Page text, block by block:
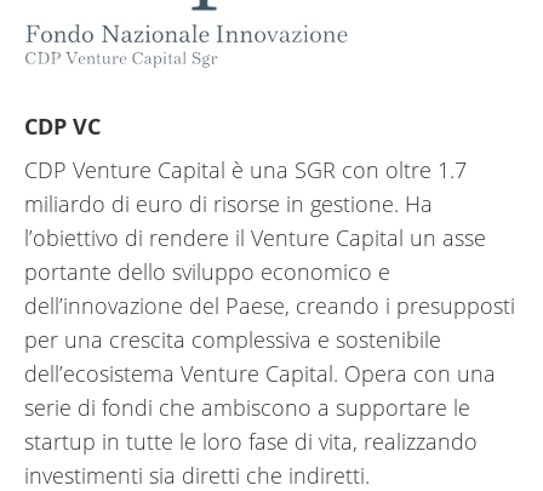
CDP VC
CDP Venture Capital è una SGR con oltre 1.7
miliardo di euro di risorse in gestione. Ha
l’obiettivo di rendere il Venture Capital un asse
portante dello sviluppo economico e
dell’innovazione del Paese, creando i presupposti
per una crescita complessiva e sostenibile
dell’ecosistema Venture Capital. Opera con una
serie di fondi che ambiscono a supportare le
startup in tutte le loro fase di vita, realizzando
investimenti sia diretti che indiretti.